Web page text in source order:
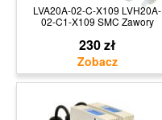
LVA20A-02-C-X109 LVH20A-
02-C1-X109 SMC Zawory
230 zł